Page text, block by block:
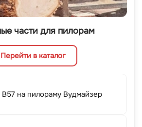
части для пилорам
Перейти в каталог
на пилораму Вудмайзер